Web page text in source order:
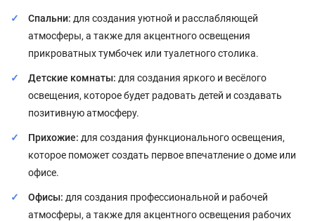
Спальни: для создания уютной и расслабляющей
атмосферы, а также для акцентного освещения
прикроватных тумбочек или туалетного столика.
Детские комнаты: для создания яркого и весёлого
освещения, которое будет радовать детей и создавать
позитивную атмосферу.
Прихожие: для создания функционального освещения,
которое поможет создать первое впечатление о доме или
офисе.
Офисы: для создания профессиональной и рабочей
атмосферы, а также для акцентного освещения рабочих